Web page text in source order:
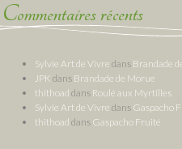
Commentaires récents
Sylvie Art de Vivre dans Brandade
JPK dans Brandade de Morue
thithoad dans Roulé aux Myrtilles
Sylvie Art de Vivre dans Gaspacho
thithoad dans Gaspacho Fruité